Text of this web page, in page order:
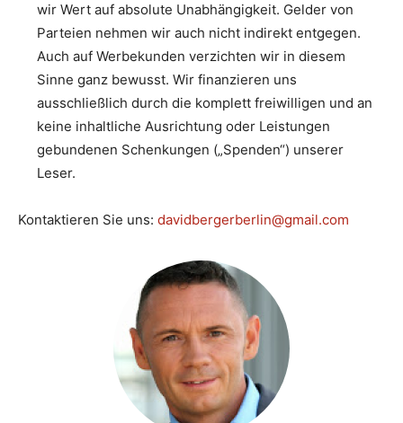
wir Wert auf absolute Unabhängigkeit. Gelder von
Parteien nehmen wir auch nicht indirekt entgegen.
Auch auf Werbekunden verzichten wir in diesem
Sinne ganz bewusst. Wir finanzieren uns
ausschließlich durch die komplett freiwilligen und an
keine inhaltliche Ausrichtung oder Leistungen
gebundenen Schenkungen („Spenden“) unserer
Leser.
Kontaktieren Sie uns: davidbergerberlin@gmail.com